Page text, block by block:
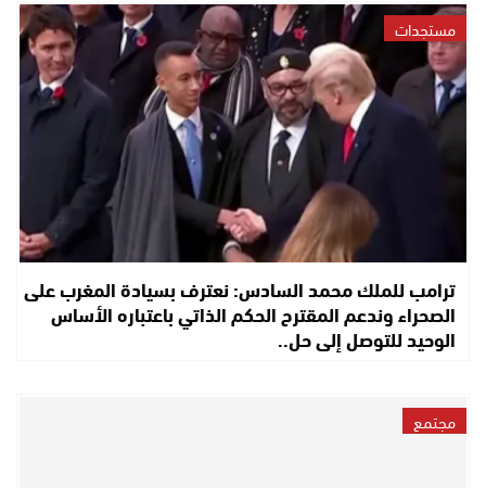
مستجدات
ترامب للملك محمد السادس: نعترف بسيادة المغرب على
الصحراء وندعم المقترح الحكم الذاتي باعتباره الأساس
الوحيد للتوصل إلى حل..
مجتمع